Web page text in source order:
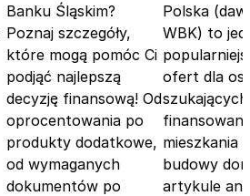
Banku Śląskim?
Poznaj szczegóły,
które mogą pomóc Ci
podjąć najlepszą
decyzję finansową! Od
oprocentowania po
produkty dodatkowe,
od wymaganych
dokumentów po
Polska
WBK) to
ofert dla
szukających
mieszkania
budowy
artykule